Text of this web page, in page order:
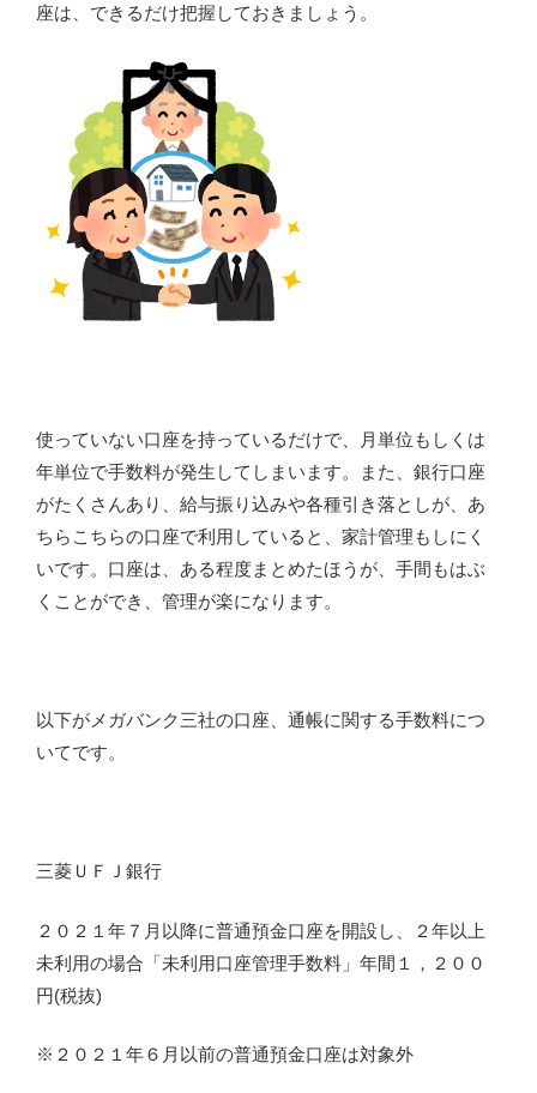
座は、できるだけ把握しておきましょう。
使っていない口座を持っているだけで、月単位もしくは
年単位で手数料が発生してしまいます。また、銀行口座
がたくさんあり、給与振り込みや各種引き落としが、あ
ちらこちらの口座で利用していると、家計管理もしにく
いです。口座は、ある程度まとめたほうが、手間もはぶ
くことができ、管理が楽になります。
以下がメガバンク三社の口座、通帳に関する手数料につ
いてです。
三菱ＵＦＪ銀行
２０２１年７月以降に普通預金口座を開設し、２年以上
未利用の場合「未利用口座管理手数料」年間１，２００
円(税抜)
※２０２１年６月以前の普通預金口座は対象外